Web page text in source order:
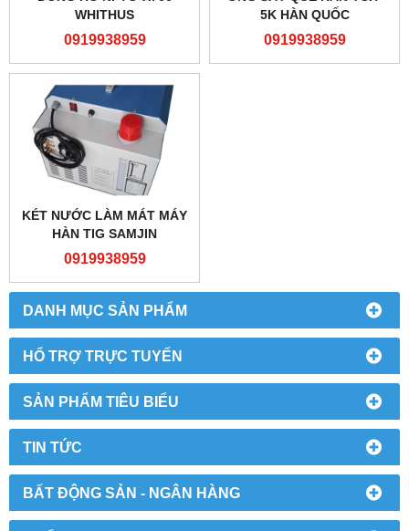
DANH MỤC SẢN PHẨM
HỔ TRỢ TRỰC TUYẾN
SẢN PHẨM TIÊU BIỂU
TIN TỨC
BẤT ĐỘNG SẢN - NGÂN HÀNG
WHITHUS
0919938959
5K HÀN QUỐC
0919938959
KÉT NƯỚC LÀM MÁT MÁY
HÀN TIG SAMJIN
0919938959